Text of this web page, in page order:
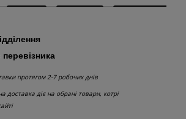
перевізника
протягом 2-7 робочих днів
доставка діє на обрані товари, котрі